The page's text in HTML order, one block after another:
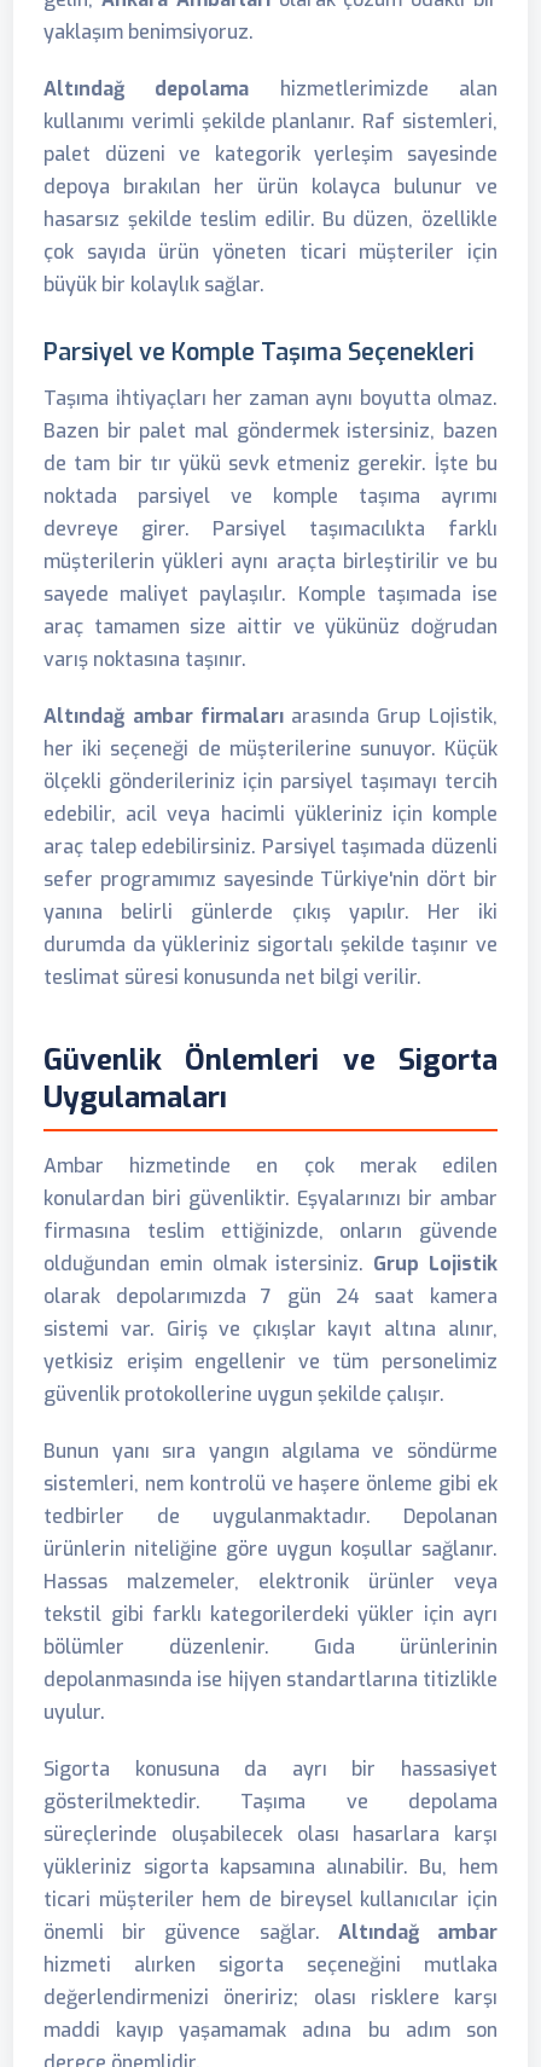
yaklaşım benimsiyoruz.
Altındağ depolama hizmetlerimizde alan
kullanımı verimli şekilde planlanır. Raf sistemleri,
palet düzeni ve kategorik yerleşim sayesinde
depoya bırakılan her ürün kolayca bulunur ve
hasarsız şekilde teslim edilir. Bu düzen, özellikle
çok sayıda ürün yöneten ticari müşteriler için
büyük bir kolaylık sağlar.
Parsiyel ve Komple Taşıma Seçenekleri
Taşıma ihtiyaçları her zaman aynı boyutta olmaz.
Bazen bir palet mal göndermek istersiniz, bazen
de tam bir tır yükü sevk etmeniz gerekir. İşte bu
noktada parsiyel ve komple taşıma ayrımı
devreye girer. Parsiyel taşımacılıkta farklı
müşterilerin yükleri aynı araçta birleştirilir ve bu
sayede maliyet paylaşılır. Komple taşımada ise
araç tamamen size aittir ve yükünüz doğrudan
varış noktasına taşınır.
Altındağ ambar firmalarıarasında Grup Lojistik,
her iki seçeneği de müşterilerine sunuyor. Küçük
ölçekli gönderileriniz için parsiyel taşımayı tercih
edebilir, acil veya hacimli yükleriniz için komple
araç talep edebilirsiniz. Parsiyel taşımada düzenli
sefer programımız sayesinde Türkiye'nin dört bir
yanına belirli günlerde çıkış yapılır. Her iki
durumda da yükleriniz sigortalı şekilde taşınır ve
teslimat süresi konusunda net bilgi verilir.
Güvenlik Önlemleri ve Sigorta
Uygulamaları
Ambar hizmetinde en çok merak edilen
konulardan biri güvenliktir. Eşyalarınızı bir ambar
firmasına teslim ettiğinizde, onların güvende
olduğundan emin olmak istersiniz. Grup Lojistik
olarak depolarımızda 7 gün 24 saat kamera
sistemi var. Giriş ve çıkışlar kayıt altına alınır,
yetkisiz erişim engellenir ve tüm personelimiz
güvenlik protokollerine uygun şekilde çalışır.
Bunun yanı sıra yangın algılama ve söndürme
sistemleri, nem kontrolü ve haşere önleme gibi ek
tedbirler de uygulanmaktadır. Depolanan
ürünlerin niteliğine göre uygun koşullar sağlanır.
Hassas malzemeler, elektronik ürünler veya
tekstil gibi farklı kategorilerdeki yükler için ayrı
bölümler düzenlenir. Gıda ürünlerinin
depolanmasında ise hijyen standartlarına titizlikle
uyulur.
Sigorta konusuna da ayrı bir hassasiyet
gösterilmektedir. Taşıma ve depolama
süreçlerinde oluşabilecek olası hasarlara karşı
yükleriniz sigorta kapsamına alınabilir. Bu, hem
ticari müşteriler hem de bireysel kullanıcılar için
önemli bir güvence sağlar. Altındağ ambar
hizmeti alırken sigorta seçeneğini mutlaka
değerlendirmenizi öneririz; olası risklere karşı
maddi kayıp yaşamamak adına bu adım son